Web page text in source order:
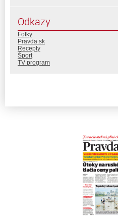
Odkazy
Fotky
Pravda.sk
Recepty
Šport
TV program